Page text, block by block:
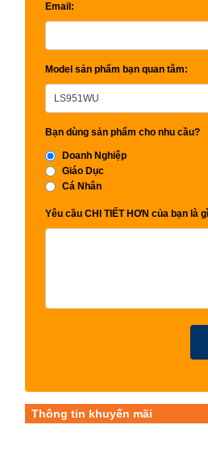
Email:
Model sản phẩm bạn quan tâm:
Bạn dùng sản phẩm cho nhu cầu?
Doanh Nghiệp
Giáo Dục
Cá Nhân
Yêu cầu CHI TIẾT HƠN của bạn là
Thông tin khuyến mãi